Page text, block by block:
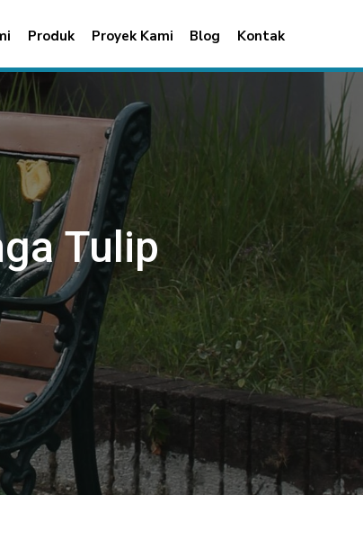
Produk Proyek Kami Blog Kontak
Tulip